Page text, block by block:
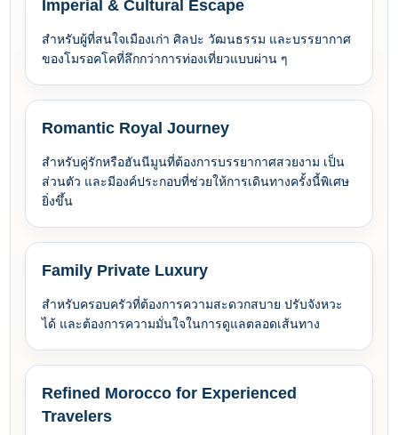
Imperial & Cultural Escape
สำหรับผู้ที่สนใจเมืองเก่า ศิลปะ วัฒนธรรม และบรรยากาศ
ของโมรอคโคที่ลึกกว่าการท่องเที่ยวแบบผ่าน ๆ
Romantic Royal Journey
สำหรับคู่รักหรือฮันนีมูนที่ต้องการบรรยากาศสวยงาม เป็น
ส่วนตัว และมีองค์ประกอบที่ช่วยให้การเดินทางครั้งนี้พิเศษ
ยิ่งขึ้น
Family Private Luxury
สำหรับครอบครัวที่ต้องการความสะดวกสบาย ปรับจังหวะ
ได้ และต้องการความมั่นใจในการดูแลตลอดเส้นทาง
Refined Morocco for Experienced
Travelers